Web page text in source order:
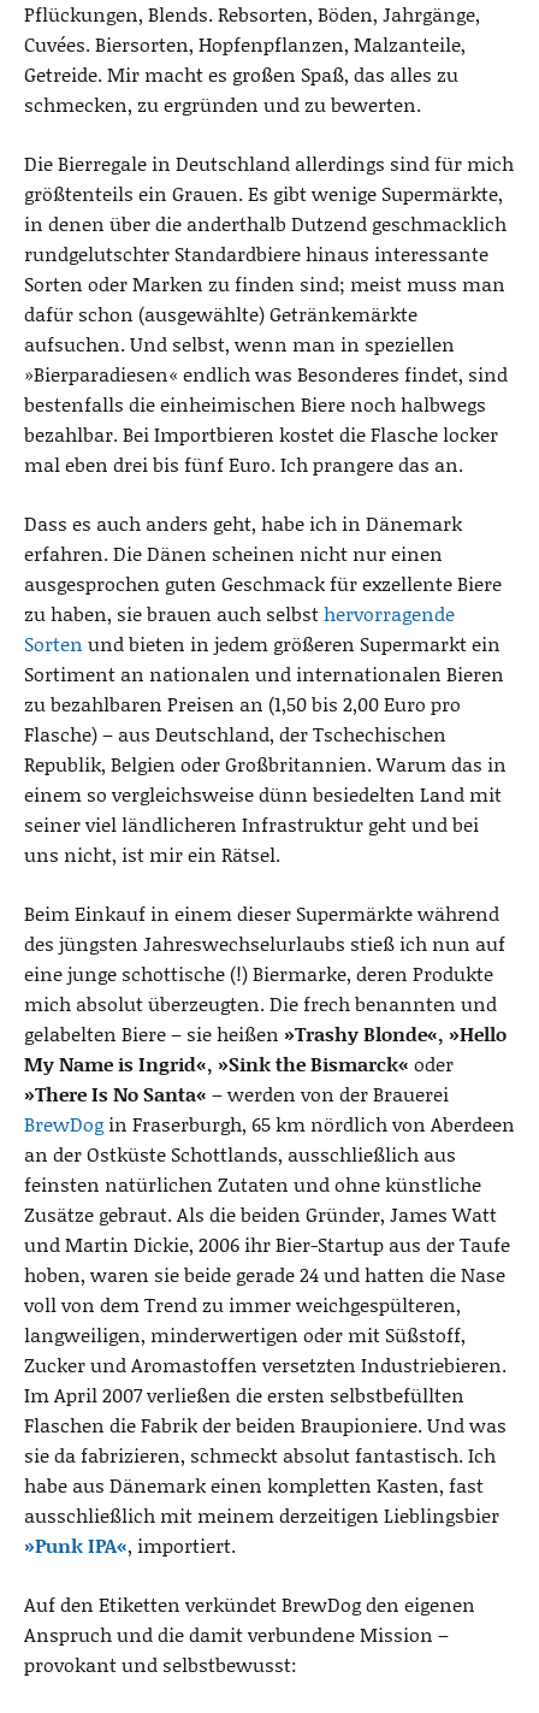
Pflückungen, Blends. Rebsorten, Böden, Jahrgänge,
Cuvées. Biersorten, Hopfenpflanzen, Malzanteile,
Getreide. Mir macht es großen Spaß, das alles zu
schmecken, zu ergründen und zu bewerten.
Die Bierregale in Deutschland allerdings sind für mich
größtenteils ein Grauen. Es gibt wenige Supermärkte,
in denen über die anderthalb Dutzend geschmacklich
rundgelutschter Standardbiere hinaus interessante
Sorten oder Marken zu finden sind; meist muss man
dafür schon (ausgewählte) Getränkemärkte
aufsuchen. Und selbst, wenn man in speziellen
»Bierparadiesen« endlich was Besonderes findet, sind
bestenfalls die einheimischen Biere noch halbwegs
bezahlbar. Bei Importbieren kostet die Flasche locker
mal eben drei bis fünf Euro. Ich prangere das an.
Dass es auch anders geht, habe ich in Dänemark
erfahren. Die Dänen scheinen nicht nur einen
ausgesprochen guten Geschmack für exzellente Biere
zu haben, sie brauen auch selbsthervorragende
Sorten und bieten in jedem größeren Supermarkt ein
Sortiment an nationalen und internationalen Bieren
zu bezahlbaren Preisen an (1,50 bis 2,00 Euro pro
Flasche) – aus Deutschland, der Tschechischen
Republik, Belgien oder Großbritannien. Warum das in
einem so vergleichsweise dünn besiedelten Land mit
seiner viel ländlicheren Infrastruktur geht und bei
uns nicht, ist mir ein Rätsel.
Beim Einkauf in einem dieser Supermärkte während
des jüngsten Jahreswechselurlaubs stieß ich nun auf
eine junge schottische (!) Biermarke, deren Produkte
mich absolut überzeugten. Die frech benannten und
gelabelten Biere – sie heißen »Trashy Blonde«, »Hello
My Name is Ingrid«, »Sink the Bismarck« oder
»There Is No Santa« – werden von der Brauerei
BrewDog in Fraserburgh, 65 km nördlich von Aberdeen
an der Ostküste Schottlands, ausschließlich aus
feinsten natürlichen Zutaten und ohne künstliche
Zusätze gebraut. Als die beiden Gründer, James Watt
und Martin Dickie, 2006 ihr Bier-Startup aus der Taufe
hoben, waren sie beide gerade 24 und hatten die Nase
voll von dem Trend zu immer weichgespülteren,
langweiligen, minderwertigen oder mit Süßstoff,
Zucker und Aromastoffen versetzten Industriebieren.
Im April 2007 verließen die ersten selbstbefüllten
Flaschen die Fabrik der beiden Braupioniere. Und was
sie da fabrizieren, schmeckt absolut fantastisch. Ich
habe aus Dänemark einen kompletten Kasten, fast
ausschließlich mit meinem derzeitigen Lieblingsbier
»Punk IPA«, importiert.
Auf den Etiketten verkündet BrewDog den eigenen
Anspruch und die damit verbundene Mission –
provokant und selbstbewusst: